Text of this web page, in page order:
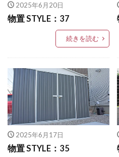
四国化成 リンクストーン
朝日スチール PCフェンス
東洋工業 ヴィンテージウッ
東洋工業 オークルストーン
東洋工業 コテージパン
東洋工業 コルテオシリーズ
東洋工業 シェルテ
東
東洋工業 ステンシンクパン
2025年6月20日
物置 STYLE：37
続きを読む
2025年6月17日
物置 STYLE：35
LIXIL ウィンスリーポート
LIXIL ウォールスクリーンフ
LIXIL エクスポスト
LIXIL カーポートSC
LIXIL グレイスランド
LIXIL サイ
LIXIL サニーブリーズフェン
LIXIL スタイルコート
LIXIL スマート宅配ポスト